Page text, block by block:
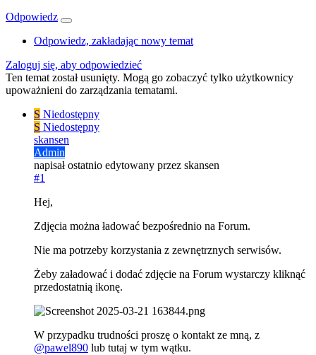
Odpowiedz
Odpowiedz, zakładając nowy temat
Zaloguj się, aby odpowiedzieć
Ten temat został usunięty. Mogą go zobaczyć tylko użytkownicy
upoważnieni do zarządzania tematami.
S Niedostępny
S Niedostępny
skansen
Admin
napisałostatnio edytowany przez skansen
#1
Hej,
Zdjęcia można ładować bezpośrednio na Forum.
Nie ma potrzeby korzystania z zewnętrznych serwisów.
Żeby załadować i dodać zdjęcie na Forum wystarczy kliknąć
przedostatnią ikonę.
W przypadku trudności proszę o kontakt ze mną, z
@pawel890 lub tutaj w tym wątku.